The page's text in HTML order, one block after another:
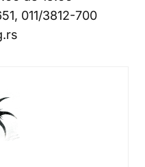
011/3812-700